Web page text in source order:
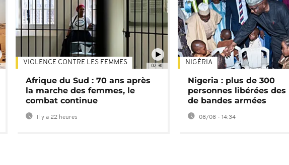
02:30
VIOLENCE CONTRE LES FEMMES
Afrique du Sud : 70 ans après
la marche des femmes, le
combat continue
Il y a 22 heures
NIGÉRIA
Nigeria : plus de 300
personnes libérées des
de bandes armées
08/08 - 14:34